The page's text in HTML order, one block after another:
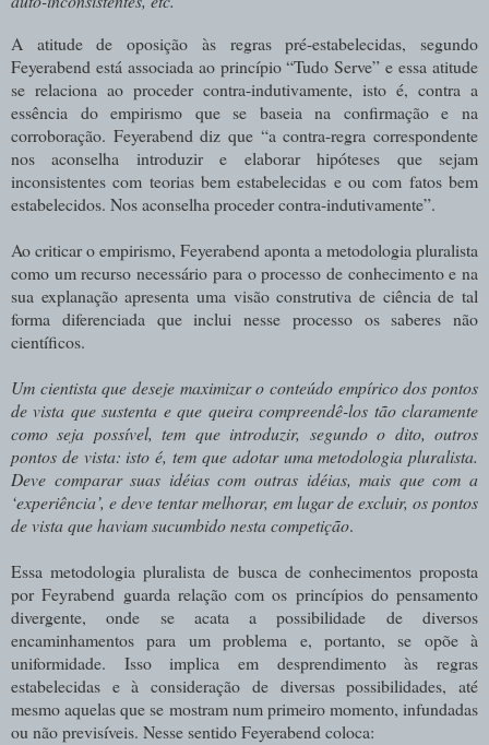
A atitude de oposição às regras pré-estabelecidas, segundo
Feyerabend está associada ao princípio “Tudo Serve” e essa atitude
se relaciona ao proceder contra-indutivamente, isto é, contra a
essência do empirismo que se baseia na confirmação e na
corroboração. Feyerabend diz que “a contra-regra correspondente
nos aconselha introduzir e elaborar hipóteses que sejam
inconsistentes com teorias bem estabelecidas e ou com fatos bem
estabelecidos. Nos aconselha proceder contra-indutivamente”.
Ao criticar o empirismo, Feyerabend aponta a metodologia pluralista
como um recurso necessário para o processo de conhecimento e na
sua explanação apresenta uma visão construtiva de ciência de tal
forma diferenciada que inclui nesse processo os saberes não
científicos.
Um cientista que deseje maximizar o conteúdo empírico dos pontos
de vista que sustenta e que queira compreendê-los tão claramente
como seja possível, tem que introduzir, segundo o dito, outros
pontos de vista: isto é, tem que adotar uma metodologia pluralista.
Deve comparar suas idéias com outras idéias, mais que com a
‘experiência’, e deve tentar melhorar, em lugar de excluir, os pontos
de vista que haviam sucumbido nesta competição.
Essa metodologia pluralista de busca de conhecimentos proposta
por Feyrabend guarda relação com os princípios do pensamento
divergente, onde se acata a possibilidade de diversos
encaminhamentos para um problema e, portanto, se opõe à
uniformidade. Isso implica em desprendimento às regras
estabelecidas e à consideração de diversas possibilidades, até
mesmo aquelas que se mostram num primeiro momento, infundadas
ou não previsíveis. Nesse sentido Feyerabend coloca: